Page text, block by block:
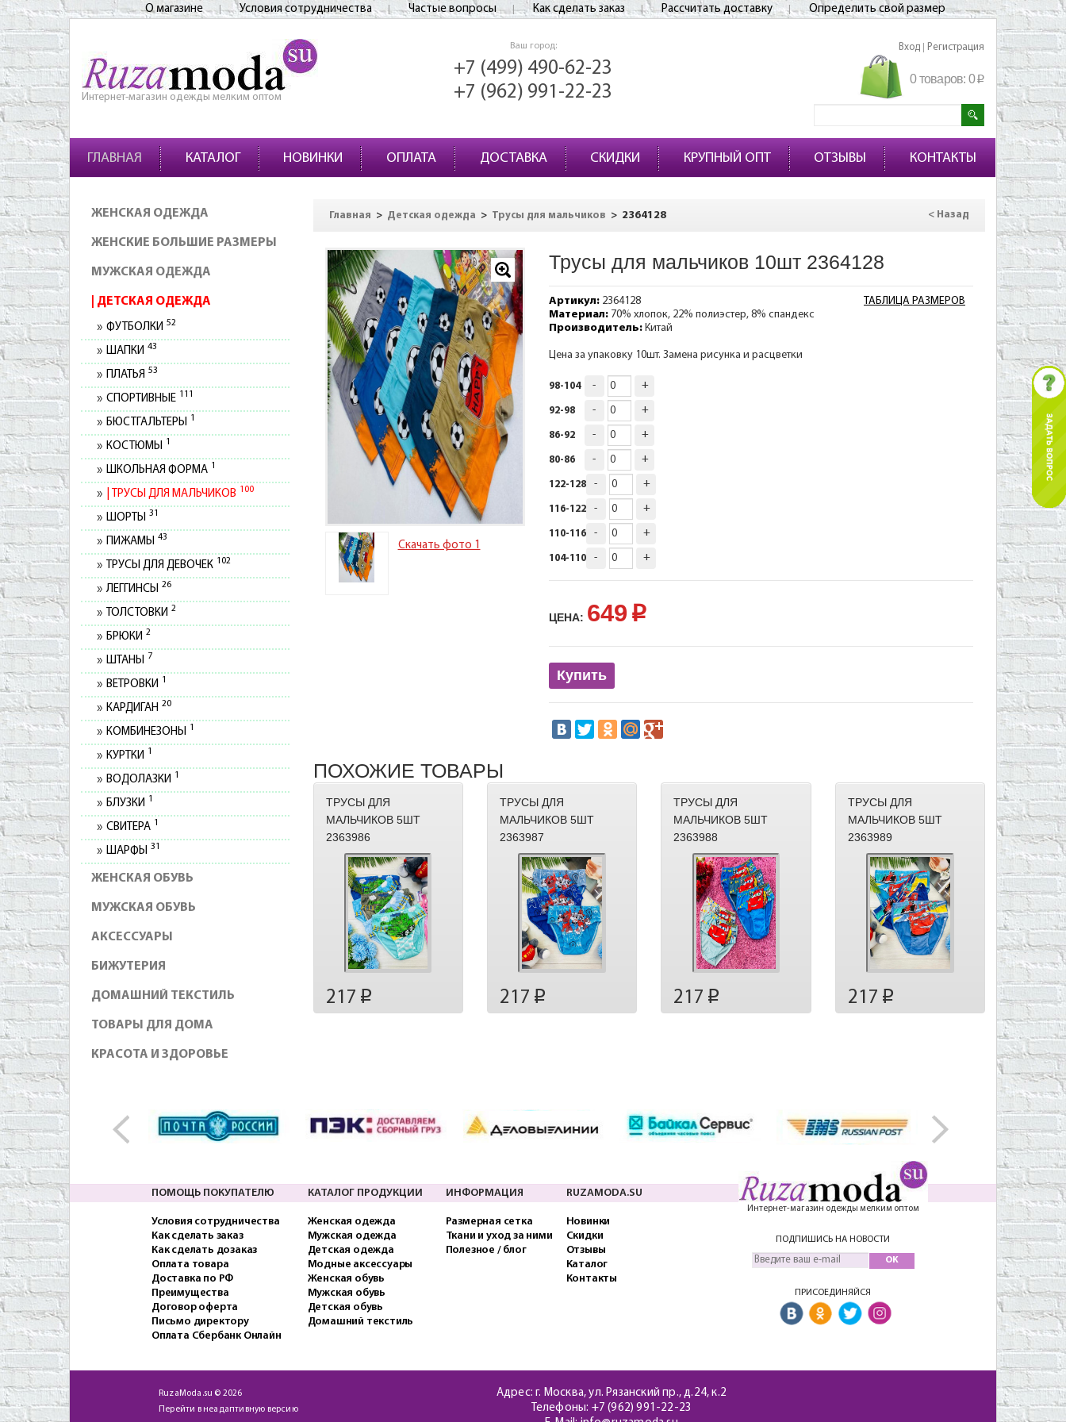
О магазине Условия сотрудничества Частые вопросы Как сделать заказ Рассчитать доставку Определить свой размер
Интернет-магазин одежды мелким оптом
Ваш город:
+7 (499) 490-62-23
+7 (962) 991-22-23
Вход Регистрация
0 товаров: 0p
ГЛАВНАЯ КАТАЛОГ НОВИНКИ ОПЛАТА ДОСТАВКА СКИДКИ КРУПНЫЙ ОПТ ОТЗЫВЫ КОНТАКТЫ
ЖЕНСКАЯ ОДЕЖДА
ЖЕНСКИЕ БОЛЬШИЕ РАЗМЕРЫ
МУЖСКАЯ ОДЕЖДА
ДЕТСКАЯ ОДЕЖДА
ФУТБОЛКИ 52
ШАПКИ 43
ПЛАТЬЯ 53
СПОРТИВНЫЕ 111
БЮСТГАЛЬТЕРЫ 1
КОСТЮМЫ 1
ШКОЛЬНАЯ ФОРМА 1
ТРУСЫ ДЛЯ МАЛЬЧИКОВ 100
ШОРТЫ 31
ПИЖАМЫ 43
ТРУСЫ ДЛЯ ДЕВОЧЕК 102
ЛЕГГИНСЫ 26
ТОЛСТОВКИ 2
БРЮКИ 2
ШТАНЫ 7
ВЕТРОВКИ 1
КАРДИГАН 20
КОМБИНЕЗОНЫ 1
КУРТКИ 1
ВОДОЛАЗКИ 1
БЛУЗКИ 1
СВИТЕРА 1
ШАРФЫ 31
ЖЕНСКАЯ ОБУВЬ
МУЖСКАЯ ОБУВЬ
АКСЕССУАРЫ
БИЖУТЕРИЯ
ДОМАШНИЙ ТЕКСТИЛЬ
ТОВАРЫ ДЛЯ ДОМА
КРАСОТА И ЗДОРОВЬЕ
Главная > Детская одежда > Трусы для мальчиков > 2364128 < Назад
Скачать фото 1
Трусы для мальчиков 10шт 2364128
ТАБЛИЦА РАЗМЕРОВ
Артикул:2364128
Материал:70% хлопок, 22% полиэстер, 8% спандекс
Производитель:Китай
Цена за упаковку 10шт. Замена рисунка и расцветки
98-104 - +
92-98 - +
86-92 - +
80-86 - +
122-128 - +
116-122 - +
110-116 - +
104-110 - +
ЦЕНА: 649 p
Купить
ПОХОЖИЕ ТОВАРЫ
ТРУСЫ ДЛЯ
МАЛЬЧИКОВ 5ШТ
2363986
217 p
ТРУСЫ ДЛЯ
МАЛЬЧИКОВ 5ШТ
2363987
217 p
ТРУСЫ ДЛЯ
МАЛЬЧИКОВ 5ШТ
2363988
217 p
ТРУСЫ ДЛЯ
МАЛЬЧИКОВ 5ШТ
2363989
217 p
ПОМОЩЬ ПОКУПАТЕЛЮ
Условия сотрудничества
Как сделать заказ
Как сделать дозаказ
Оплата товара
Доставка по РФ
Преимущества
Договор оферта
Письмо директору
Оплата Сбербанк Онлайн
КАТАЛОГ ПРОДУКЦИИ
Женская одежда
Мужская одежда
Детская одежда
Модные аксессуары
Женская обувь
Мужская обувь
Детская обувь
Домашний текстиль
ИНФОРМАЦИЯ
Размерная сетка
Ткани и уход за ними
Полезное / блог
RUZAMODA.SU
Новинки
Скидки
Отзывы
Каталог
Контакты
Интернет-магазин одежды мелким оптом
ПОДПИШИСЬ НА НОВОСТИ
OK
ПРИСОЕДИНЯЙСЯ
RuzaModa.su © 2026
Перейти в неадаптивную версию
Адрес: г. Москва, ул. Рязанский пр., д.24, к.2
Телефоны: +7 (962) 991-22-23